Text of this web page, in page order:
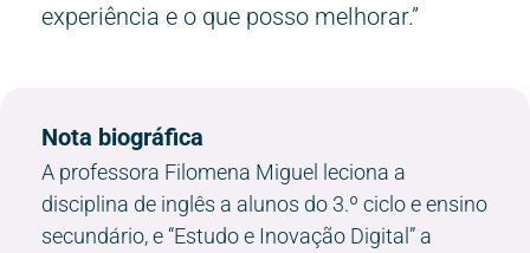
experiência e o que posso melhorar.”
Nota biográfica
A professora Filomena Miguel leciona a
disciplina de inglês a alunos do 3.º ciclo e ensino
secundário, e “Estudo e Inovação Digital” a